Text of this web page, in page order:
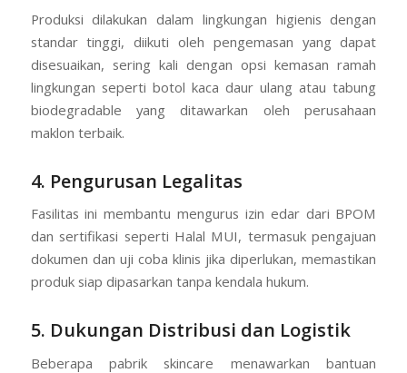
Produksi dilakukan dalam lingkungan higienis dengan
standar tinggi, diikuti oleh pengemasan yang dapat
disesuaikan, sering kali dengan opsi kemasan ramah
lingkungan seperti botol kaca daur ulang atau tabung
biodegradable yang ditawarkan oleh perusahaan
maklon terbaik.
4. Pengurusan Legalitas
Fasilitas ini membantu mengurus izin edar dari BPOM
dan sertifikasi seperti Halal MUI, termasuk pengajuan
dokumen dan uji coba klinis jika diperlukan, memastikan
produk siap dipasarkan tanpa kendala hukum.
5. Dukungan Distribusi dan Logistik
Beberapa pabrik skincare menawarkan bantuan